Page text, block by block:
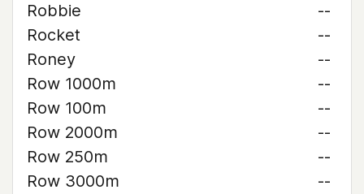
Robbie
--
Rocket
--
Roney
--
Row 1000m
--
Row 100m
--
Row 2000m
--
Row 250m
--
Row 3000m
--